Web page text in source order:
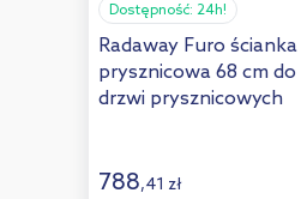
Dostępność: 24h!
Radaway Furo ścianka
prysznicowa 68 cm do
drzwi prysznicowych
788,41 zł